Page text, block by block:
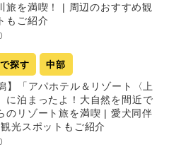
旅を満喫！ | 周辺のおすすめ観
もご紹介
探す 中部
】「アパホテル＆リゾート〈上
に泊まったよ！大自然を間近で
のリゾート旅を満喫 | 愛犬同伴
光スポットもご紹介